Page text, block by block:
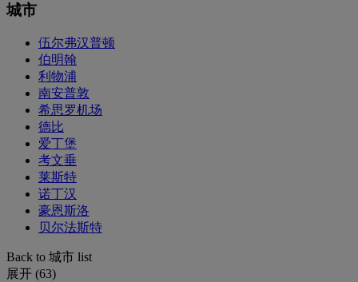
城市
伍尔弗汉普顿
伯明翰
利物浦
南安普敦
希思罗机场
德比
爱丁堡
考文垂
莱斯特
诺丁汉
豪恩斯洛
贝尔法斯特
Back to 城市 list
展开 (63)